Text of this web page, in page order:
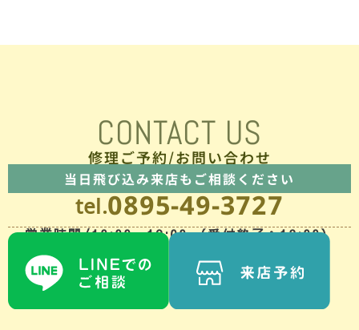
CONTACT US
修理ご予約/お問い合わせ
当日飛び込み来店もご相談ください
tel.0895-49-3727
営業時間/10:00〜19:00 （受付終了：18:00）